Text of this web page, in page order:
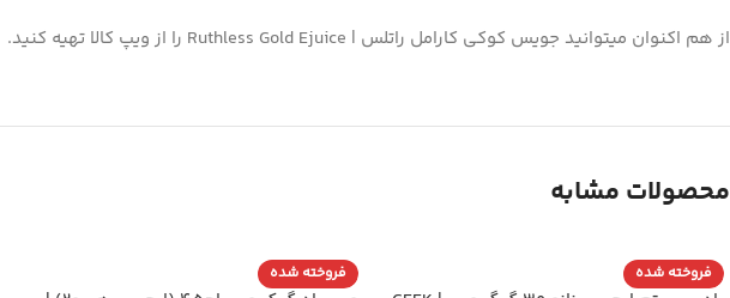
از هم اکنوان میتوانید جویس کوکی کارامل راتلس | Ruthless Gold Ejuice را از ویپ کالا تهیه کنید.
محصولات مشابه
فروخته شده فروخته شده